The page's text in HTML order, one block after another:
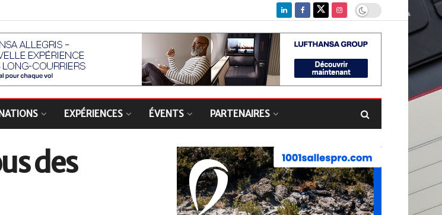
EXPÉRIENCES ÉVENTS PARTENAIRES
des